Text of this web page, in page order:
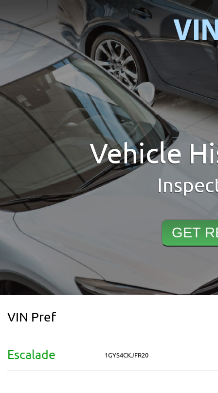
Vehicle
VIN Pref
Escalade 1GYS4CKJFR20